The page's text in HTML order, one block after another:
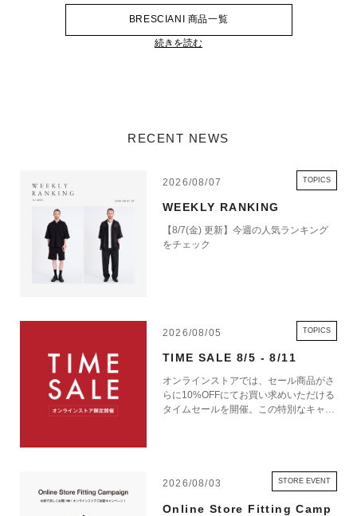
BRESCIANI 商品一覧
続きを読む
RECENT NEWS
2026/08/07 TOPICS
WEEKLY RANKING
【8/7(金) 更新】今週の人気ランキング
をチェック
2026/08/05 TOPICS
TIME SALE 8/5 - 8/11
オンラインストアでは、セール商品がさ
らに10%OFFにてお買い求めいただける
タイムセールを開催。この特別なキャン
2026/08/03 STORE EVENT
Online Store Fitting Camp